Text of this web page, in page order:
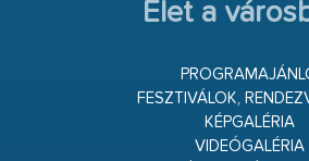
Élet a
FESZTIVÁLOK,
KÉPGALÉRIA
VIDEÓGALÉRIA